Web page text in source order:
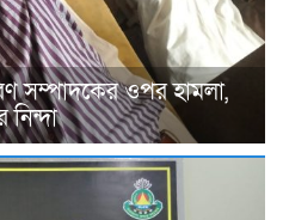
সম্পাদকের ওপর হামলা,